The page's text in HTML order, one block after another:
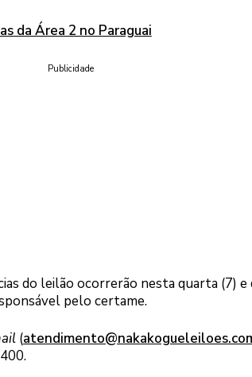
da Área 2 no Paraguai
Publicidade
do leilão ocorrerão nesta quarta (7)
pelo certame.
(